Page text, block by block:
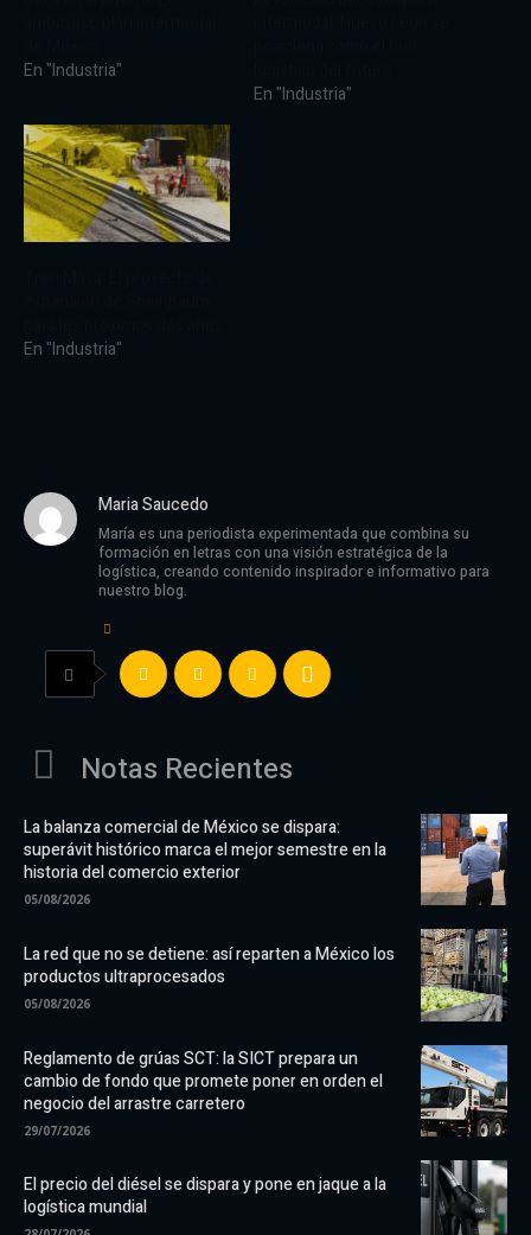
En "Industria"
En "Industria"
En "Industria"
Maria Saucedo
María es una periodista experimentada que combina su
formación en letras con una visión estratégica de la
logística, creando contenido inspirador e informativo para
nuestro blog.
Notas Recientes
La balanza comercial de México se dispara:
superávit histórico marca el mejor semestre en la
historia del comercio exterior
05/08/2026
La red que no se detiene: así reparten a México los
productos ultraprocesados
05/08/2026
Reglamento de grúas SCT: la SICT prepara un
cambio de fondo que promete poner en orden el
negocio del arrastre carretero
29/07/2026
El precio del diésel se dispara y pone en jaque a la
logística mundial